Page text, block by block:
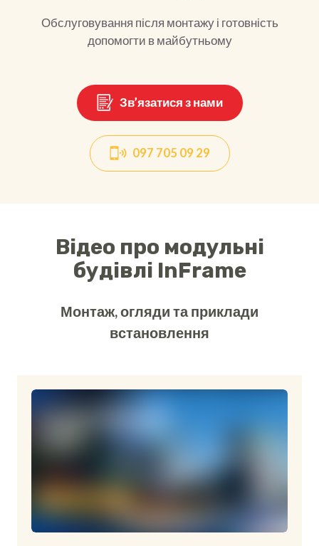
Обслуговування після монтажу і готовність
допомогти в майбутньому
Зв’язатися з нами
097 705 09 29
Відео про модульні
будівлі InFrame
Монтаж, огляди та приклади
встановлення